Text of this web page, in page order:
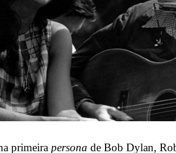
primeira persona de Bob Dylan,